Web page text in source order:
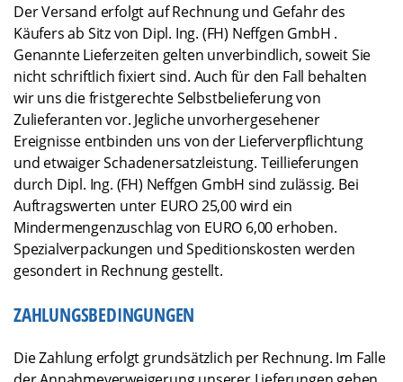
Der Versand erfolgt auf Rechnung und Gefahr des
Käufers ab Sitz von Dipl. Ing. (FH) Neffgen GmbH .
Genannte Lieferzeiten gelten unverbindlich, soweit Sie
nicht schriftlich fixiert sind. Auch für den Fall behalten
wir uns die fristgerechte Selbstbelieferung von
Zulieferanten vor. Jegliche unvorhergesehener
Ereignisse entbinden uns von der Lieferverpflichtung
und etwaiger Schadenersatzleistung. Teillieferungen
durch Dipl. Ing. (FH) Neffgen GmbH sind zulässig. Bei
Auftragswerten unter EURO 25,00 wird ein
Mindermengenzuschlag von EURO 6,00 erhoben.
Spezialverpackungen und Speditionskosten werden
gesondert in Rechnung gestellt.
ZAHLUNGSBEDINGUNGEN
Die Zahlung erfolgt grundsätzlich per Rechnung. Im Falle